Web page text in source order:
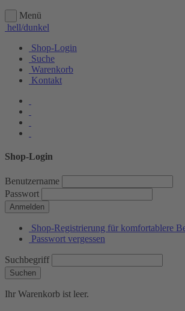
Menü
hell/dunkel
Shop-Login
Suche
Warenkorb
Kontakt
Shop-Login
Benutzername
Passwort
Anmelden
Shop-Registrierung für komfortablere
Passwort vergessen
Suchbegriff
Suchen
Ihr Warenkorb ist leer.